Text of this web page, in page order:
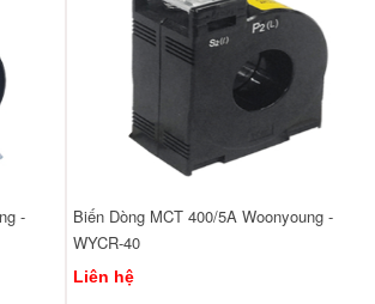
-
Biến Dòng MCT 400/5A Woonyoung -
WYCR-40
Liên hệ